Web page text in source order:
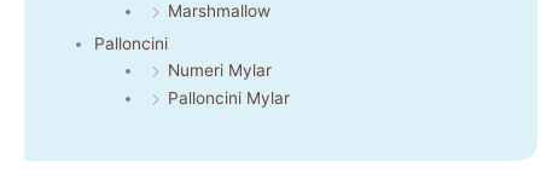
Marshmallow
Palloncini
Numeri Mylar
Palloncini Mylar